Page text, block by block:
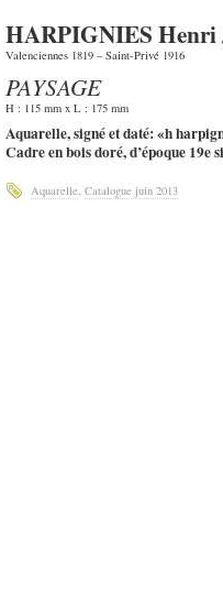
HARPIGNIES Henri
Valenciennes 1819 – Saint-Privé 1916
PAYSAGE
H : 115 mm x L : 175 mm
Aquarelle, signé et daté: «h
Cadre en bois doré, d’époque 19e
Aquarelle Catalogue juin 2013